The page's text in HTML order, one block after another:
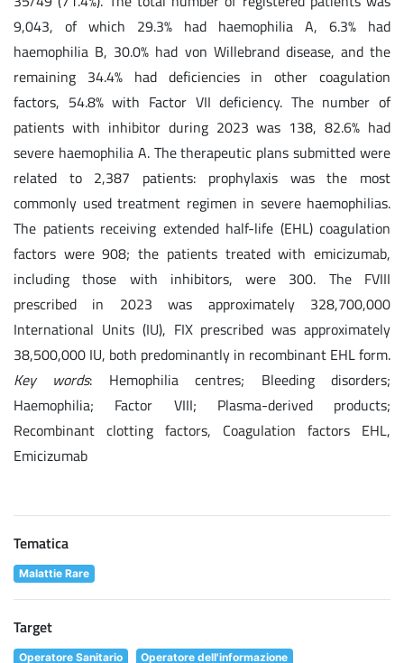
9,043, of which 29.3% had haemophilia A, 6.3% had
haemophilia B, 30.0% had von Willebrand disease, and the
remaining 34.4% had deficiencies in other coagulation
factors, 54.8% with Factor VII deficiency. The number of
patients with inhibitor during 2023 was 138, 82.6% had
severe haemophilia A. The therapeutic plans submitted were
related to 2,387 patients: prophylaxis was the most
commonly used treatment regimen in severe haemophilias.
The patients receiving extended half-life (EHL) coagulation
factors were 908; the patients treated with emicizumab,
including those with inhibitors, were 300. The FVIII
prescribed in 2023 was approximately 328,700,000
International Units (IU), FIX prescribed was approximately
38,500,000 IU, both predominantly in recombinant EHL form.
Key words: Hemophilia centres; Bleeding disorders;
Haemophilia; Factor VIII; Plasma-derived products;
Recombinant clotting factors, Coagulation factors EHL,
Emicizumab
Tematica
Malattie Rare
Target
Operatore Sanitario Operatore dell'informazione